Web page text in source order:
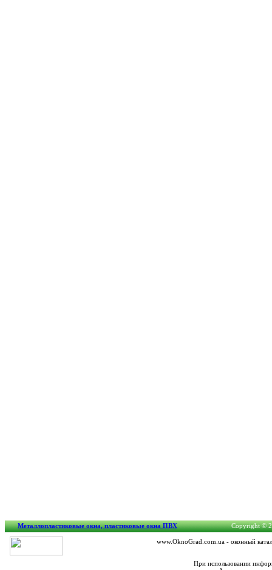
Металлопластиковые окна, пластиковые окна ПВХ Copyright ©
www.OknoGrad.com.ua - оконный
При использовании